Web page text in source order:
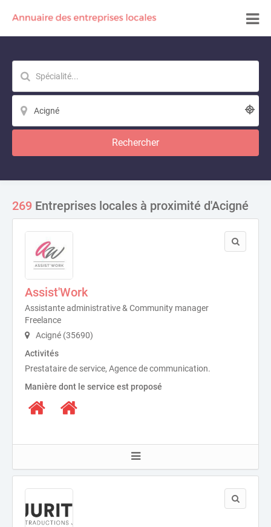
Rechercher
269 Entreprises locales à proximité d'Acigné
Assist'Work
Assistante administrative & Community manager
Freelance
Acigné (35690)
Activités
Prestataire de service, Agence de communication.
Manière dont le service est proposé